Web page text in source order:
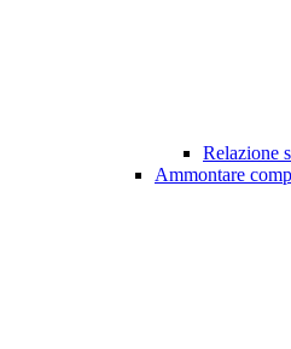
Relazione
Ammontare